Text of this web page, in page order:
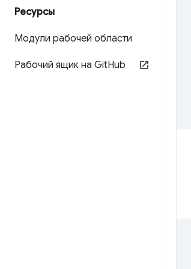
Ресурсы
Модули рабочей области
Рабочий ящик на GitHub